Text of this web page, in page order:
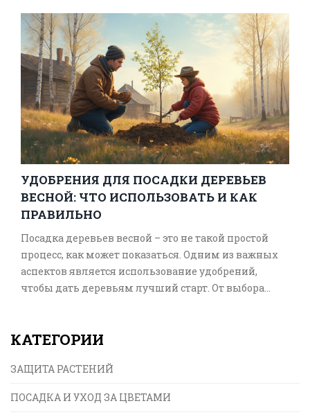
УДОБРЕНИЯ ДЛЯ ПОСАДКИ ДЕРЕВЬЕВ
ВЕСНОЙ: ЧТО ИСПОЛЬЗОВАТЬ И КАК
ПРАВИЛЬНО
Посадка деревьев весной – это не такой простой
процесс, как может показаться. Одним из важных
аспектов является использование удобрений,
чтобы дать деревьям лучший старт. От выбора
В статье мы обсудим советы и рекомендации по
КАТЕГОРИИ
ЗАЩИТА РАСТЕНИЙ
ПОСАДКА И УХОД ЗА ЦВЕТАМИ